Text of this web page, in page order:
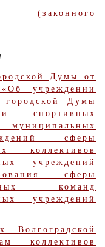
(законного
Думы от
учреждении
городской Думы
спортивных
сферы
коллективов
учреждений
сферы
команд
учреждений
Волгоградской
коллективов